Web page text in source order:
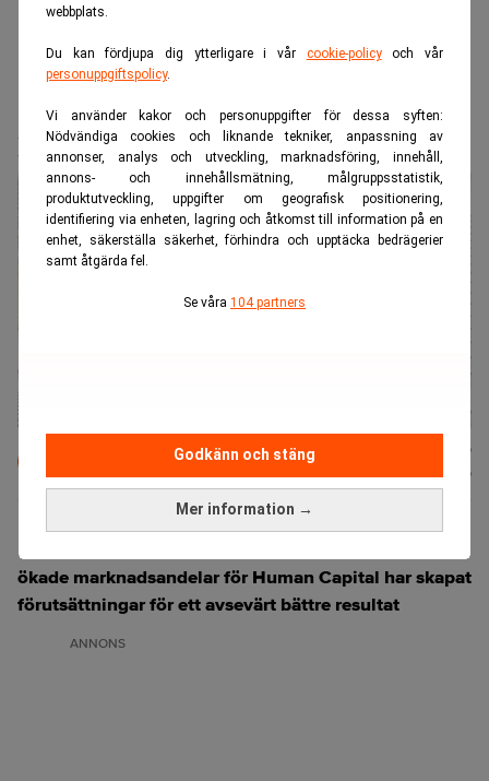
webbplats.
Du kan fördjupa dig ytterligare i vår cookie-policyoch vår
personuppgiftspolicy.
Vi använder kakor och personuppgifter för dessa syften:
Nödvändiga cookies och liknande tekniker, anpassning av
annonser, analys och utveckling, marknadsföring, innehåll,
annons- och innehållsmätning, målgruppsstatistik,
produktutveckling, uppgifter om geografisk positionering,
identifiering via enheten, lagring och åtkomst till information på en
enhet, säkerställa säkerhet, förhindra och upptäcka bedrägerier
samt åtgärda fel.
Se våra 104 partners
Mer information →
Godkänn och stäng
Realtid.se Utvalda pressmeddelanden
Halvårsrapport januari - juni 2026
Pressmeddelande Publicerad:
06 aug. 2026
07 aug. 2026
Förbättrat marknadsläge för Nurse & Doc Partner och
ökade marknadsandelar för Human Capital har skapat
förutsättningar för ett avsevärt bättre resultat
ANNONS